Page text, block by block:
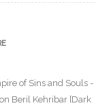
of Sins and Souls -
Beril Kehribar [Dark